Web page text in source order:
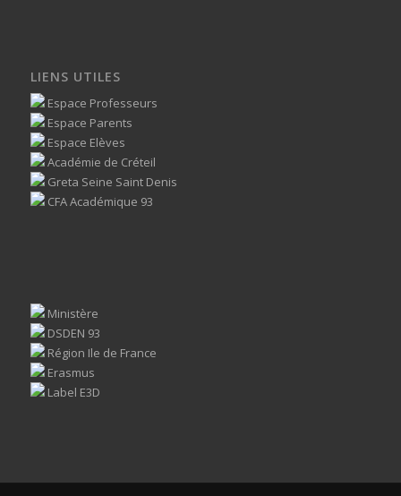
LIENS UTILES
Espace Professeurs
Espace Parents
Espace Elèves
Académie de Créteil
Greta Seine Saint Denis
CFA Académique 93
Ministère
DSDEN 93
Région Ile de France
Erasmus
Label E3D